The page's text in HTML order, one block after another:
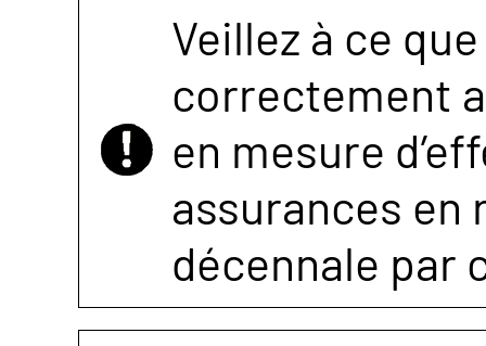
Veillez à ce
correctement
en mesure
assurances
décennale par